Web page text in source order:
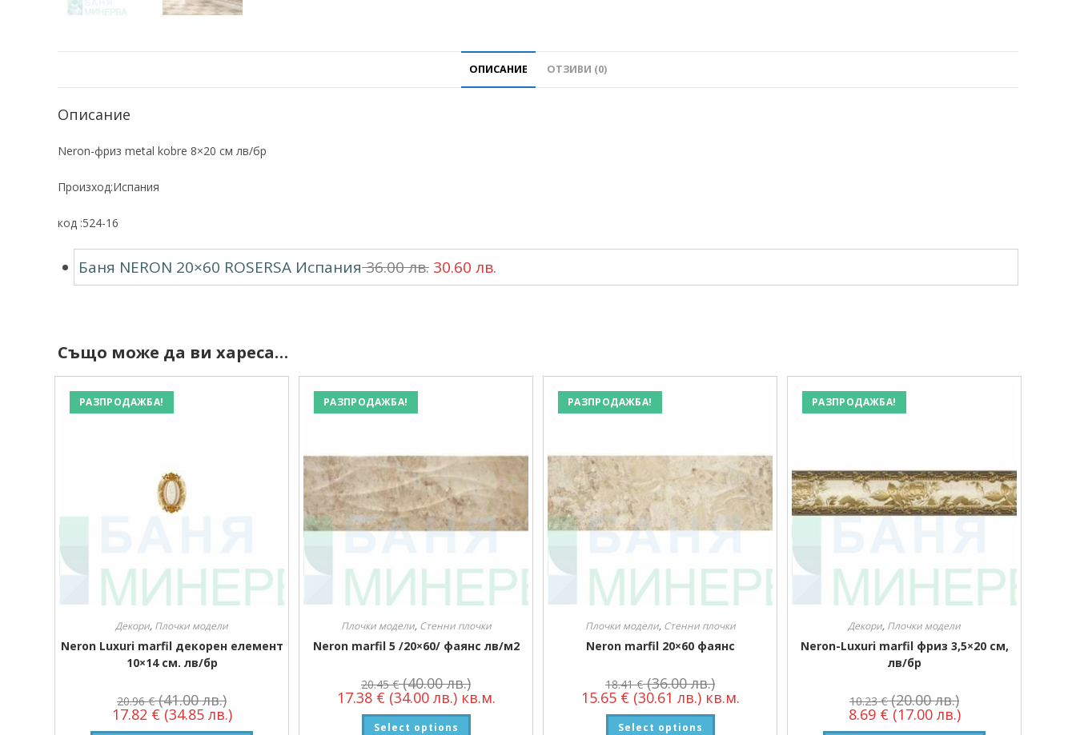
ОПИСАНИЕ ОТЗИВИ (0)
Описание
Neron-фриз metal kobre 8×20 см лв/бр
Произход:Испания
код :524-16
Баня NERON 20×60 ROSERSA Испания36.00лв. 30.60 лв.
Също може да ви хареса…
РАЗПРОДАЖБА!
Декори, Плочки модели
Neron Luxuri marfil декорен елемент
10×14 см. лв/бр
20.96€ (41.00 лв.)
17.82 € (34.85 лв.)
РАЗПРОДАЖБА!
Плочки модели, Стенни плочки
Neron marfil 5 /20×60/ фаянс лв/м2
20.45€ (40.00 лв.)
17.38 € (34.00 лв.)кв.м.
Select options
РАЗПРОДАЖБА!
Плочки модели, Стенни плочки
Neron marfil 20×60 фаянс
18.41€ (36.00 лв.)
15.65 € (30.61 лв.)кв.м.
Select options
РАЗПРОДАЖБА!
Декори, Плочки модели
Neron-Luxuri marfil фриз 3,5×20 см,
лв/бр
10.23€ (20.00 лв.)
8.69 € (17.00 лв.)